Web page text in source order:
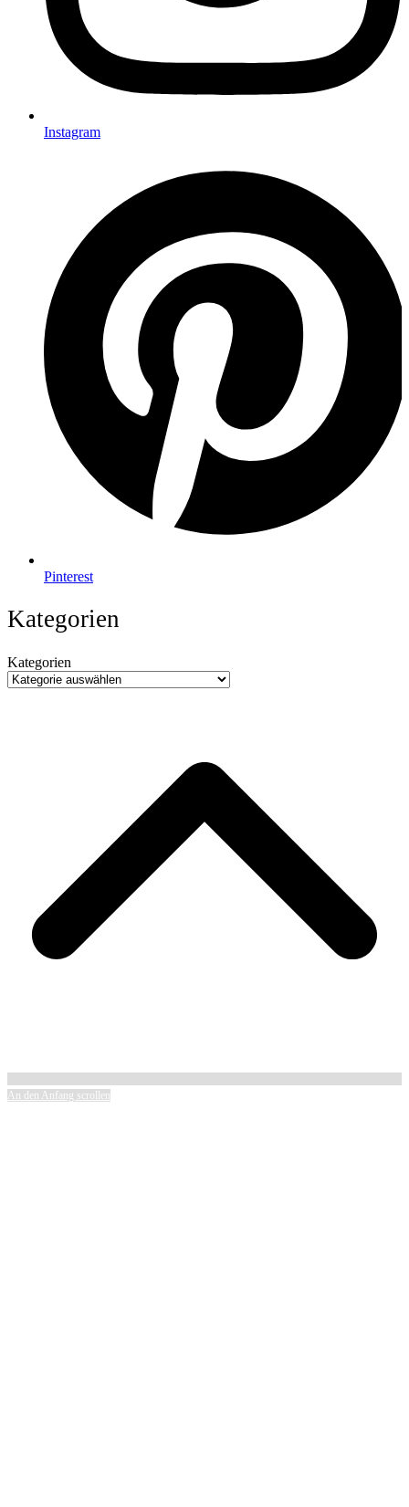
Instagram
Pinterest
Kategorien
Kategorien
An den Anfang scrollen